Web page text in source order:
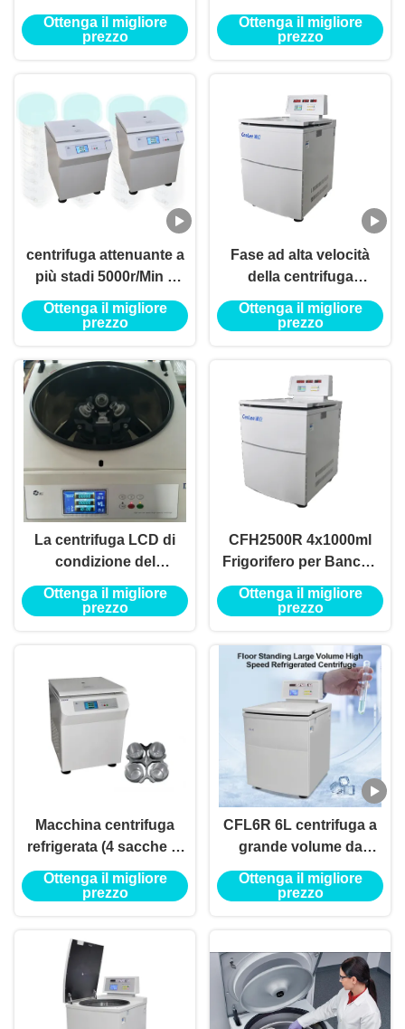
pavimento di protocolli
RCF ha riparato i tubi
Ottenga il migliore
prezzo
rendimento elevato del
pannello di larghezza di
Ottenga il migliore
prezzo
centrifuga attenuante a
più stadi 5000r/Min a
bassa velocità di
condizione del
Ottenga il migliore
prezzo
Fase ad alta velocità
della centrifuga
ergonomica 35A 3 di
GL21M Velocity Quick
Ottenga il migliore
prezzo
La centrifuga LCD di
condizione del
pavimento oscilla fuori
la macchina a bassa
Ottenga il migliore
prezzo
CFH2500R 4x1000ml
Frigorifero per Banche
del Sangue da
Pavimento di Grande
Centrifuga
Ottenga il migliore
prezzo
Macchina centrifuga
refrigerata (4 sacche di
sangue)
Ottenga il migliore
prezzo
CFL6R 6L centrifuga a
grande volume da
pavimento refrigerata
per sacche di sangue
Ottenga il migliore
prezzo